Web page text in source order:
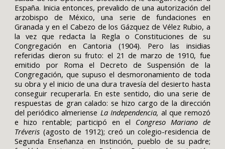
España. Inicia entonces, prevalido de una autorización del
arzobispo de México, una serie de fundaciones en
Granada y en el Cabezo de los Gázquez de Vélez Rubio, a
la vez que redacta la Regla o Constituciones de su
Congregación en Cantoria (1904). Pero las insidias
referidas dieron su fruto: el 21 de marzo de 1910, fue
emitido por Roma el Decreto de Suspensión de la
Congregación, que supuso el desmoronamiento de toda
su obra y el inicio de una dura travesía del desierto hasta
conseguir recuperarla. En este sentido, dio una serie de
respuestas de gran calado: se hizo cargo de la dirección
del periódico almeriense La Independencia, al que remozó
e hizo rentable; participó en el Congreso Mariano de
Tréveris (agosto de 1912); creó un colegio-residencia de
Segunda Enseñanza en Instinción, pueblo de su padre;